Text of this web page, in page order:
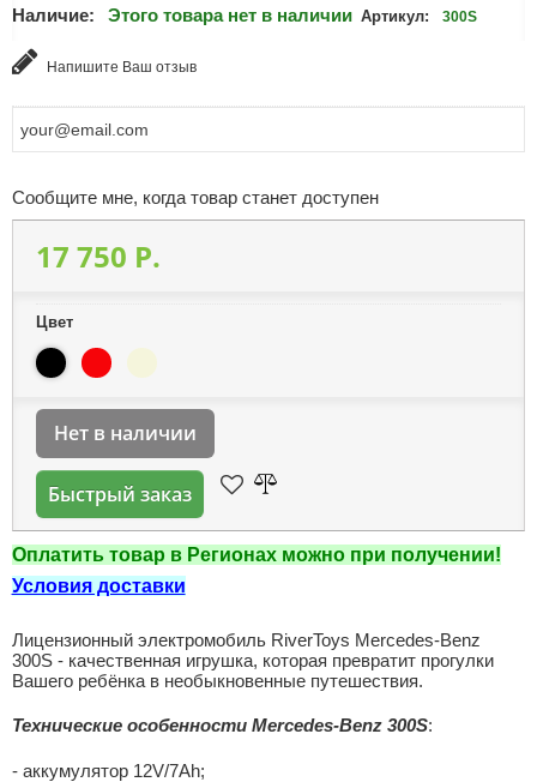
Наличие: Этого товара нет в наличии Артикул: 300S
Напишите Ваш отзыв
Сообщите мне, когда товар станет доступен
17 750 P.
Цвет
Нет в наличии
Быстрый заказ
Оплатить товар в Регионах можно при получении!
Условия доставки
Лицензионный электромобиль RiverToys Mercedes-Benz
300S - качественная игрушка, которая превратит прогулки
Вашего ребёнка в необыкновенные путешествия.
Технические особенности Mercedes-Benz 300S:
- аккумулятор 12V/7Ah;